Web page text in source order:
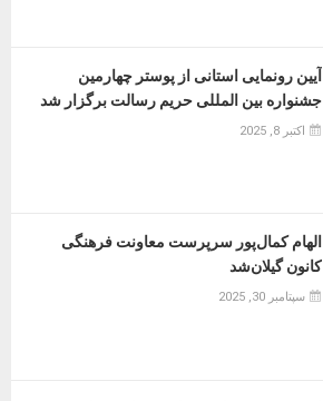
آیین رونمایی استانی از پوستر چهارمین
جشنواره بین المللی حریم رسالت برگزار شد
اکتبر 8, 2025
الهام کمال‌پور سرپرست معاونت فرهنگی
کانون گیلان‌شد
سپتامبر 30, 2025